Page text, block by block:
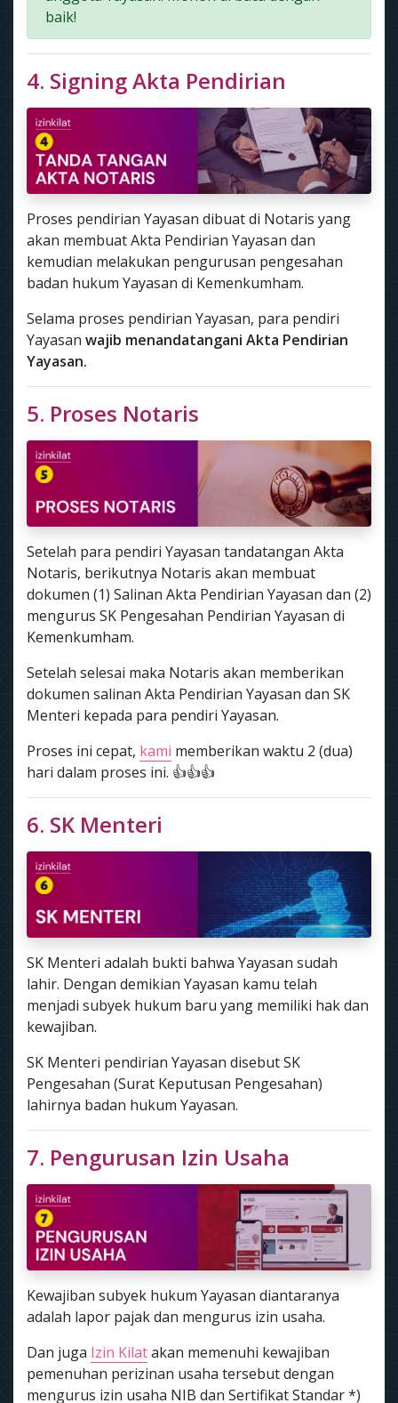
baik!
4. Signing Akta Pendirian
Proses pendirian Yayasan dibuat di Notaris yang
akan membuat Akta Pendirian Yayasan dan
kemudian melakukan pengurusan pengesahan
badan hukum Yayasan di Kemenkumham.
Selama proses pendirian Yayasan, para pendiri
Yayasan wajib menandatangani Akta Pendirian
Yayasan.
5. Proses Notaris
Setelah para pendiri Yayasan tandatangan Akta
Notaris, berikutnya Notaris akan membuat
dokumen (1) Salinan Akta Pendirian Yayasan dan (2)
mengurus SK Pengesahan Pendirian Yayasan di
Kemenkumham.
Setelah selesai maka Notaris akan memberikan
dokumen salinan Akta Pendirian Yayasan dan SK
Menteri kepada para pendiri Yayasan.
Proses ini cepat, kami memberikan waktu 2 (dua)
hari dalam proses ini. 👍👍👍
6. SK Menteri
SK Menteri adalah bukti bahwa Yayasan sudah
lahir. Dengan demikian Yayasan kamu telah
menjadi subyek hukum baru yang memiliki hak dan
kewajiban.
SK Menteri pendirian Yayasan disebut SK
Pengesahan (Surat Keputusan Pengesahan)
lahirnya badan hukum Yayasan.
7. Pengurusan Izin Usaha
Kewajiban subyek hukum Yayasan diantaranya
adalah lapor pajak dan mengurus izin usaha.
Dan juga Izin Kilatakan memenuhi kewajiban
pemenuhan perizinan usaha tersebut dengan
mengurus izin usaha NIB dan Sertifikat Standar *)